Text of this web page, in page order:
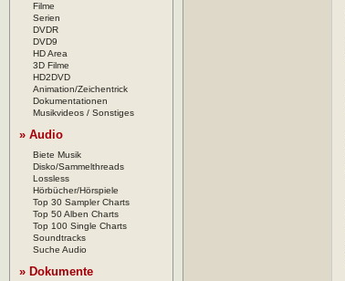
Filme
Serien
DVDR
DVD9
HD Area
3D Filme
HD2DVD
Animation/Zeichentrick
Dokumentationen
Musikvideos / Sonstiges
» Audio
Biete Musik
Disko/Sammelthreads
Lossless
Hörbücher/Hörspiele
Top 30 Sampler Charts
Top 50 Alben Charts
Top 100 Single Charts
Soundtracks
Suche Audio
» Dokumente